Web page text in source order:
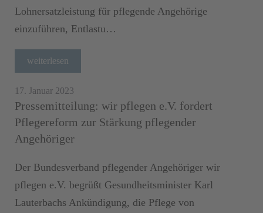
Lohnersatzleistung für pflegende Angehörige
einzuführen, Entlastu…
weiterlesen
17. Januar 2023
Pressemitteilung: wir pflegen e.V. fordert
Pflegereform zur Stärkung pflegender
Angehöriger
Der Bundesverband pflegender Angehöriger wir
pflegen e.V. begrüßt Gesundheitsminister Karl
Lauterbachs Ankündigung, die Pflege von